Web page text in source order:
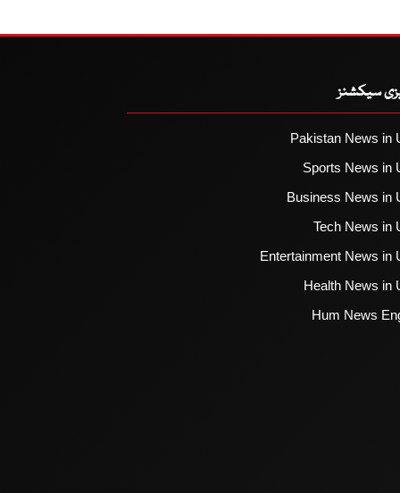
سیکشنز
Pakistan News in
Sports News in
Business News in
Tech News in
Entertainment News in
Health News in
Hum News